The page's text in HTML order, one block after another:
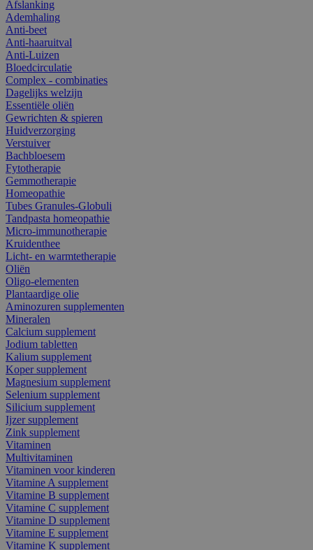
Afslanking
Ademhaling
Anti-beet
Anti-haaruitval
Anti-Luizen
Bloedcirculatie
Complex - combinaties
Dagelijks welzijn
Essentiële oliën
Gewrichten & spieren
Huidverzorging
Verstuiver
Bachbloesem
Fytotherapie
Gemmotherapie
Homeopathie
Tubes Granules-Globuli
Tandpasta homeopathie
Micro-immunotherapie
Kruidenthee
Licht- en warmtetherapie
Oliën
Oligo-elementen
Plantaardige olie
Aminozuren supplementen
Mineralen
Calcium supplement
Jodium tabletten
Kalium supplement
Koper supplement
Magnesium supplement
Selenium supplement
Silicium supplement
Ijzer supplement
Zink supplement
Vitaminen
Multivitaminen
Vitaminen voor kinderen
Vitamine A supplement
Vitamine B supplement
Vitamine C supplement
Vitamine D supplement
Vitamine E supplement
Vitamine K supplement